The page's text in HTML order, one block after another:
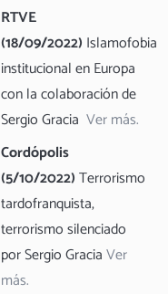
RTVE
(18/09/2022) Islamofobia
institucional en Europa
con la colaboración de
Sergio Gracia Ver más.
Cordópolis
(5/10/2022)Terrorismo
tardofranquista,
terrorismo silenciado
por Sergio GraciaVer
más.